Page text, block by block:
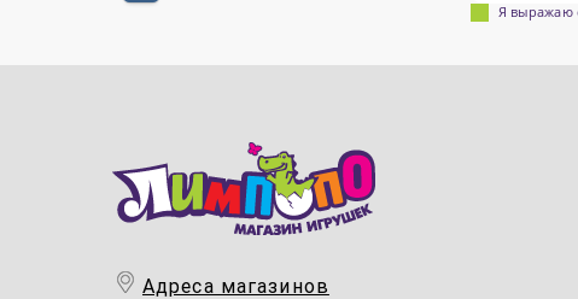
Я выражаю
Адреса магазинов